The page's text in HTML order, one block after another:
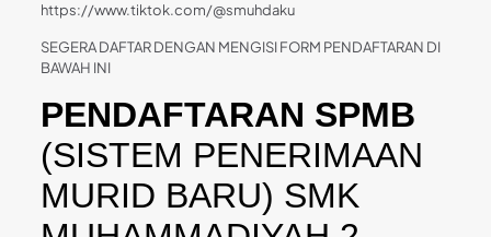
https://www.tiktok.com/@smuhdaku
SEGERA DAFTAR DENGAN MENGISI FORM PENDAFTARAN DI
BAWAH INI